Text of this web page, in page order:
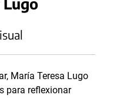
María Teresa Lugo
para reflexionar